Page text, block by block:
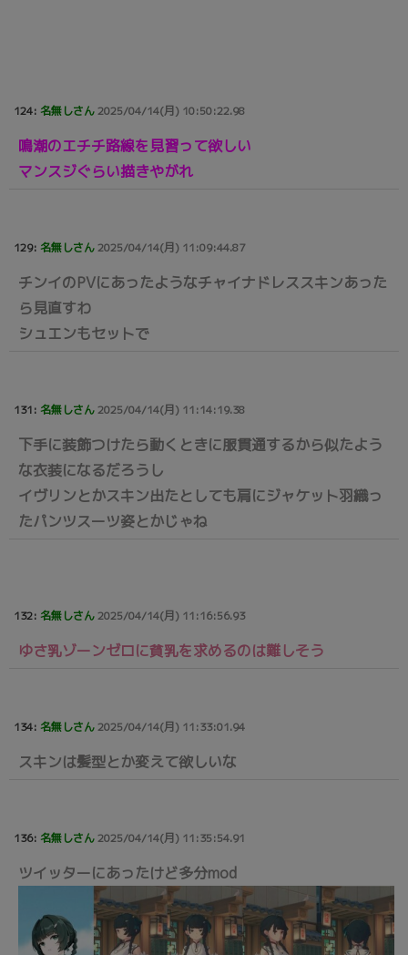
124: 名無しさん2025/04/14(月) 10:50:22.98
鳴潮のエチチ路線を見習って欲しい
マンスジぐらい描きやがれ
129: 名無しさん2025/04/14(月) 11:09:44.87
チンイのPVにあったようなチャイナドレススキンあった
ら見直すわ
シュエンもセットで
131: 名無しさん2025/04/14(月) 11:14:19.38
下手に装飾つけたら動くときに服貫通するから似たよう
な衣装になるだろうし
イヴリンとかスキン出たとしても肩にジャケット羽織っ
たパンツスーツ姿とかじゃね
132: 名無しさん2025/04/14(月) 11:16:56.93
ゆさ乳ゾーンゼロに貧乳を求めるのは難しそう
134: 名無しさん2025/04/14(月) 11:33:01.94
スキンは髪型とか変えて欲しいな
136: 名無しさん2025/04/14(月) 11:35:54.91
ツイッターにあったけど多分mod